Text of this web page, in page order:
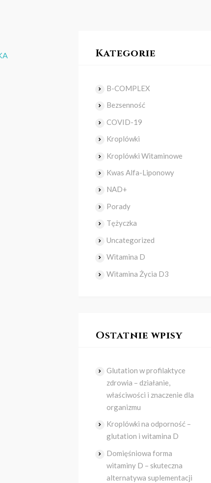
Kategorie
B-COMPLEX
Bezsenność
COVID-19
Kroplówki
Kroplówki Witaminowe
Kwas Alfa-Liponowy
NAD+
Porady
Tężyczka
Uncategorized
Witamina D
Witamina Życia D3
Ostatnie wpisy
Glutation w profilaktyce
zdrowia – działanie,
właściwości i znaczenie dla
organizmu
Kroplówki na odporność –
glutation i witamina D
Domięśniowa forma
witaminy D – skuteczna
alternatywa suplementacji